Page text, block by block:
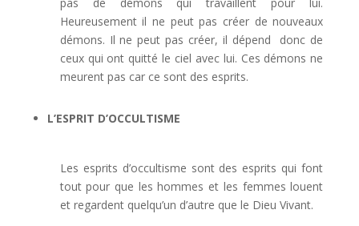
pas de démons qui travaillent pour lui.
Heureusement il ne peut pas créer de nouveaux
démons. Il ne peut pas créer, il dépend donc de
ceux qui ont quitté le ciel avec lui. Ces démons ne
meurent pas car ce sont des esprits.
L’ESPRIT D’OCCULTISME
Les esprits d’occultisme sont des esprits qui font
tout pour que les hommes et les femmes louent
et regardent quelqu’un d’autre que le Dieu Vivant.